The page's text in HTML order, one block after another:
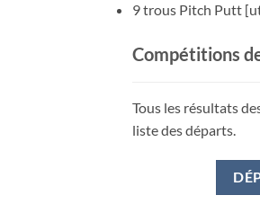
9 trous Pitch Putt
Compétitions
Tous les résultats
liste des départs.